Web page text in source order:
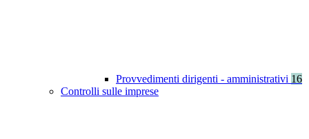
Provvedimenti dirigenti - amministrativi 16
Controlli sulle imprese